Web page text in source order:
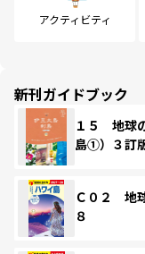
アクティビティ
新刊ガイドブック
１５ 地球
島①）３訂
Ｃ０２ 地
８